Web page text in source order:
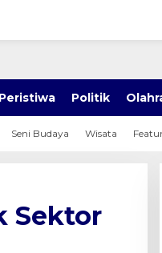
Peristiwa Politik
Seni Budaya Wisata
Sektor